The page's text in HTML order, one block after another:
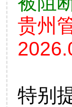
贵州
特别